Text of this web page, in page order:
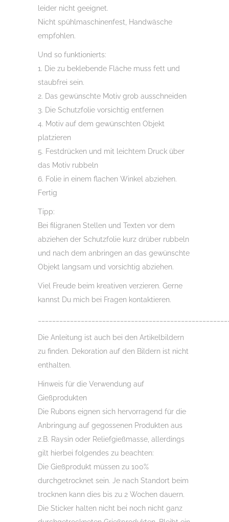
leider nicht geeignet.
Nicht spühlmaschinenfest, Handwäsche
empfohlen.
Und so funktionierts:
1. Die zu beklebende Fläche muss fett und
staubfrei sein.
2. Das gewünschte Motiv grob ausschneiden
3. Die Schutzfolie vorsichtig entfernen
4. Motiv auf dem gewünschten Objekt
platzieren
5. Festdrücken und mit leichtem Druck über
das Motiv rubbeln
6. Folie in einem flachen Winkel abziehen.
Fertig
Tipp:
Bei filigranen Stellen und Texten vor dem
abziehen der Schutzfolie kurz drüber rubbeln
und nach dem anbringen an das gewünschte
Objekt langsam und vorsichtig abziehen.
Viel Freude beim kreativen verzieren. Gerne
kannst Du mich bei Fragen kontaktieren.
Die Anleitung ist auch bei den Artikelbildern
zu finden. Dekoration auf den Bildern ist nicht
enthalten.
Hinweis für die Verwendung auf
Gießprodukten
Die Rubons eignen sich hervorragend für die
Anbringung auf gegossenen Produkten aus
z.B. Raysin oder Reliefgießmasse, allerdings
gilt hierbei folgendes zu beachten:
Die Gießprodukt müssen zu 100%
durchgetrocknet sein. Je nach Standort beim
trocknen kann dies bis zu 2 Wochen dauern.
Die Sticker halten nicht bei noch nicht ganz